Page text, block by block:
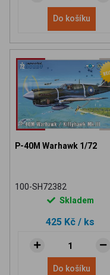
Do košíku
P-40M Warhawk 1/72
100-SH72382
Skladem
425 Kč / ks
Do košíku